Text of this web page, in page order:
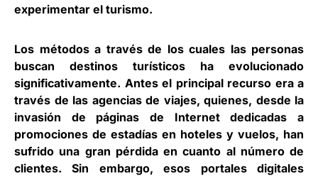
experimentar el turismo.
Los métodos a través de los cuales las personas
buscan destinos turísticos ha evolucionado
significativamente. Antes el principal recurso era a
través de las agencias de viajes, quienes, desde la
invasión de páginas de Internet dedicadas a
promociones de estadías en hoteles y vuelos, han
sufrido una gran pérdida en cuanto al número de
clientes. Sin embargo, esos portales digitales